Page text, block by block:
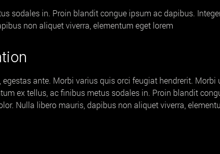
sodales in. Proin blandit congue ipsum ac dapibus.
non aliquet viverra, elementum eget lorem
ante. Morbi varius quis orci feugiat hendrerit. Morbi
ex tellus, ac finibus metus sodales in. Proin blandit
Nulla libero mauris, dapibus non aliquet viverra,